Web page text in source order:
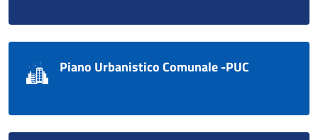
Piano Urbanistico Comunale -PUC